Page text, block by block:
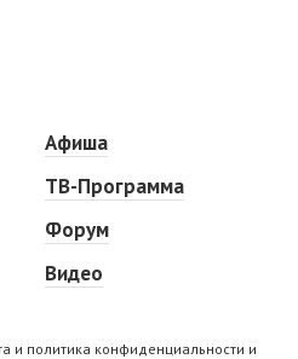
Афиша
ТВ-Программа
Форум
Видео
и политика конфиденциальности и